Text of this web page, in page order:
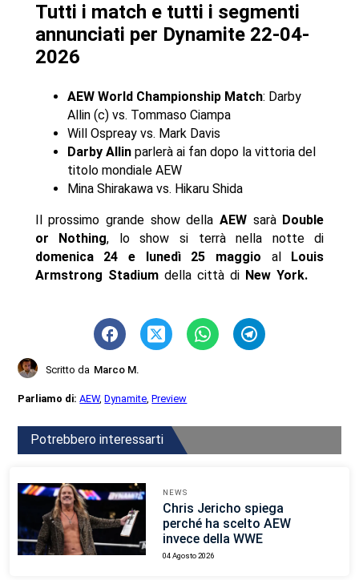
Tutti i match e tutti i segmenti
annunciati per Dynamite 22-04-
2026
AEW World Championship Match: Darby
Allin (c) vs. Tommaso Ciampa
Will Ospreay vs. Mark Davis
Darby Allinparlerà ai fan dopo la vittoria del
titolo mondiale AEW
Mina Shirakawa vs. Hikaru Shida
Il prossimo grande show della AEWsarà Double
or Nothing, lo show si terrà nella notte di
domenica 24 e lunedì 25 maggio al
Louis
Armstrong Stadiumdella città di New York.
Scritto da Marco M.
Parliamo di:AEW,Dynamite,Preview
Potrebbero interessarti
NEWS
Chris Jericho spiega
perché ha scelto AEW
invece della WWE
04 Agosto 2026